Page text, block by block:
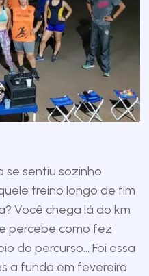
se sentiu sozinho
treino longo de fim
Você chega lá do km
percebe como fez
do percurso… Foi essa
a funda em fevereiro